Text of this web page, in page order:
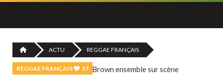
ACTU REGGAE FRANÇAIS
REGGAE FRANÇAIS 37